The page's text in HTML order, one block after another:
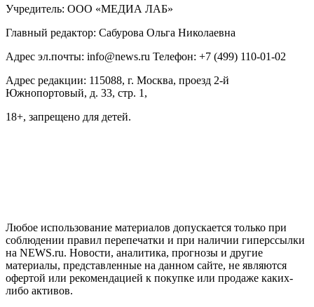
Учредитель: ООО «МЕДИА ЛАБ»
Главный редактор: Сабурова Ольга Николаевна
Адрес эл.почты: info@news.ru Телефон: +7 (499) 110-01-02
Адрес редакции: 115088, г. Москва, проезд 2-й
Южнопортовый, д. 33, стр. 1,
18+, запрещено для детей.
Любое использование материалов допускается только при
соблюдении правил перепечатки и при наличии гиперссылки
на NEWS.ru. Новости, аналитика, прогнозы и другие
материалы, представленные на данном сайте, не являются
офертой или рекомендацией к покупке или продаже каких-
либо активов.